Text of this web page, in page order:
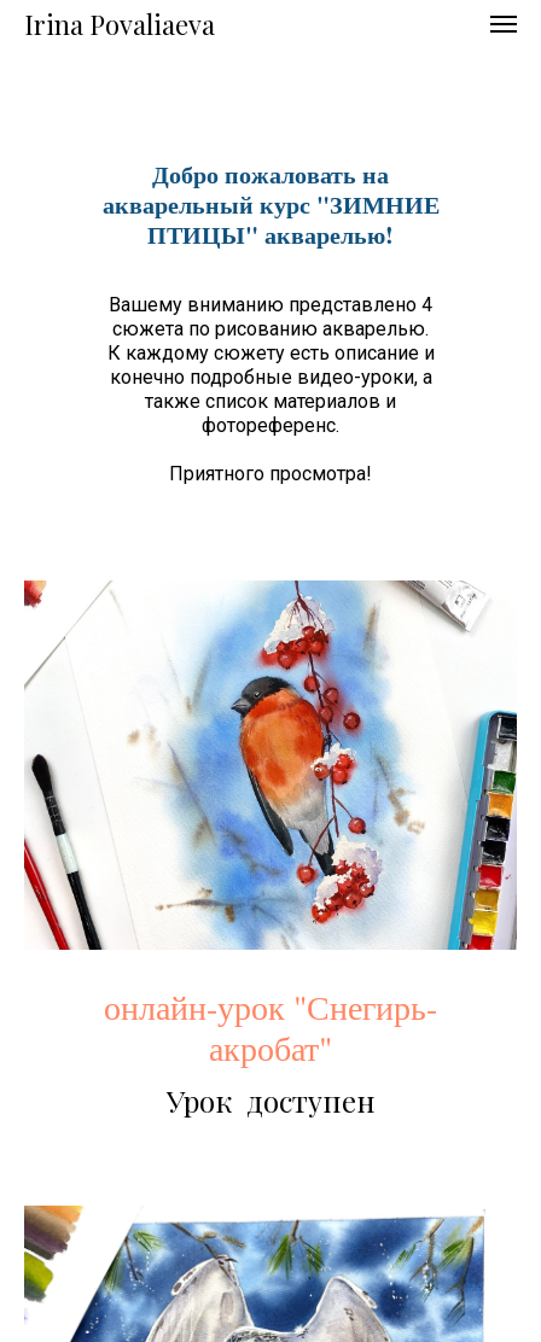
Irina Povaliaeva
Добро пожаловать на
акварельный курс "ЗИМНИЕ
ПТИЦЫ" акварелью!
Вашему вниманию представлено 4
сюжета по рисованию акварелью.
К каждому сюжету есть описание и
конечно подробные видео-уроки, а
также список материалов и
фотореференс.
Приятного просмотра!
онлайн-урок "Снегирь-
акробат"
Урок доступен